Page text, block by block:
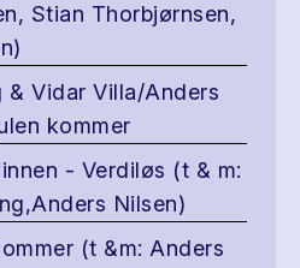
Stian Thorbjørnsen,
& Vidar Villa/Anders
kommer
- Verdiløs (t & m:
Nilsen)
(t &m: Anders